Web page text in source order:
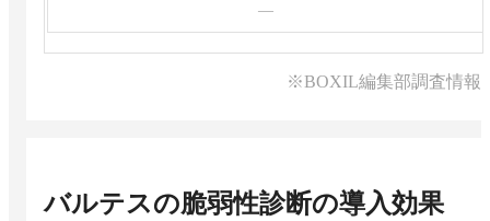
—
※BOXIL編集部調査情報
バルテスの脆弱性診断の導入効果